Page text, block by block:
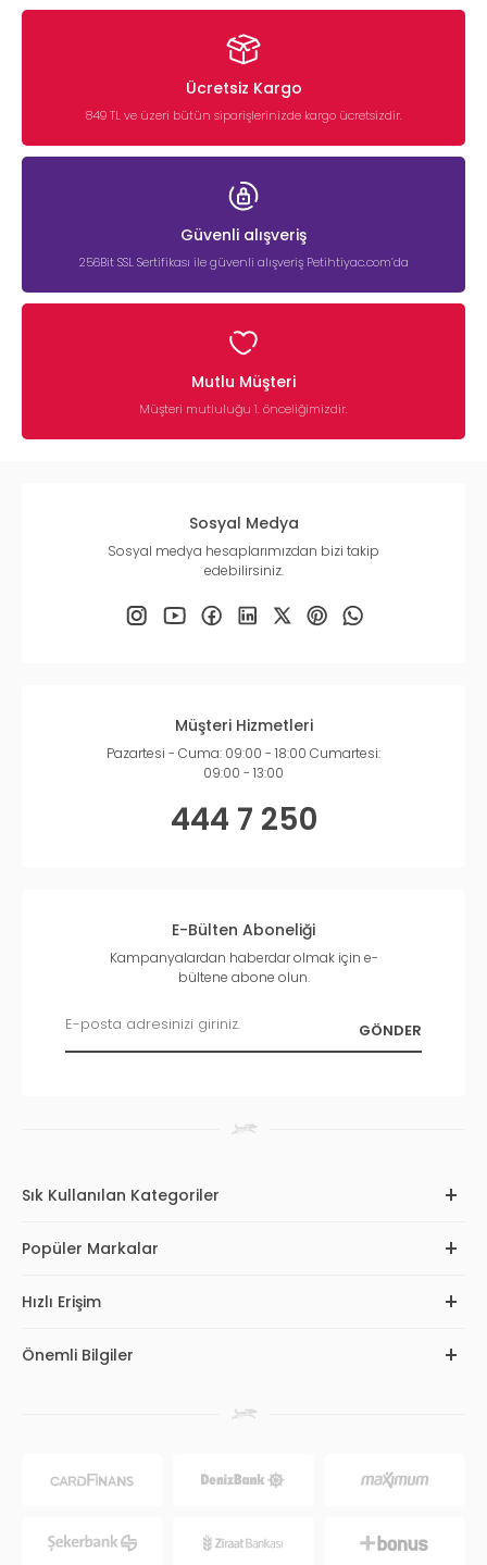
Ücretsiz Kargo
849 TL ve üzeri bütün siparişlerinizde kargo ücretsizdir.
Güvenli alışveriş
256Bit SSL Sertifikası ile güvenli alışveriş Petihtiyac.com’da
Mutlu Müşteri
Müşteri mutluluğu 1. önceliğimizdir.
Sosyal Medya
Sosyal medya hesaplarımızdan bizi takip
edebilirsiniz.
Müşteri Hizmetleri
Pazartesi - Cuma: 09:00 - 18:00 Cumartesi:
09:00 - 13:00
444 7 250
E-Bülten Aboneliği
Kampanyalardan haberdar olmak için e-
bültene abone olun.
Sık Kullanılan Kategoriler
Popüler Markalar
Hızlı Erişim
Önemli Bilgiler